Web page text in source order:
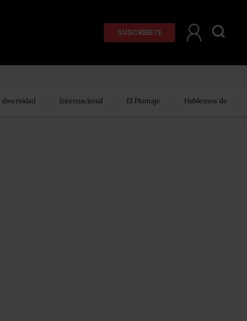
SUSCRÍBETE
diversidad Internacional El Plumaje Hablemos de